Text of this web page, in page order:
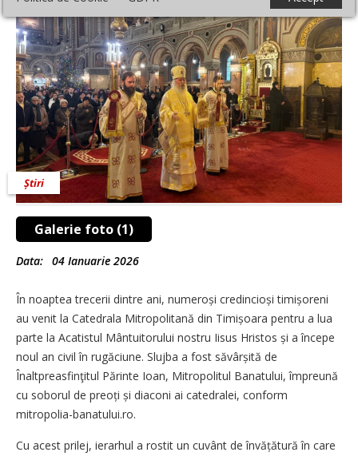
Galerie foto (1)
Știri
Data: 04 Ianuarie 2026
În noaptea trecerii dintre ani, numeroși credincioși timișoreni
au venit la Catedrala Mitropolitană din Timișoara pentru a lua
parte la Acatistul Mântuitorului nostru Iisus Hristos și a începe
noul an civil în rugăciune. Slujba a fost săvârșită de
Înaltpreasfinţitul Părinte Ioan, Mitropolitul Banatului, împreună
cu soborul de preoți și diaconi ai catedralei, conform
mitropolia-banatului.ro.
Cu acest prilej, ierarhul a rostit un cuvânt de învățătură în care